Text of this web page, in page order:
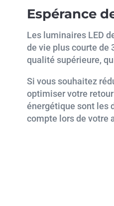
Espérance
Les luminaires LED
de vie plus courte de
qualité supérieure,
Si vous souhaitez
optimiser votre
énergétique sont les
compte lors de votre